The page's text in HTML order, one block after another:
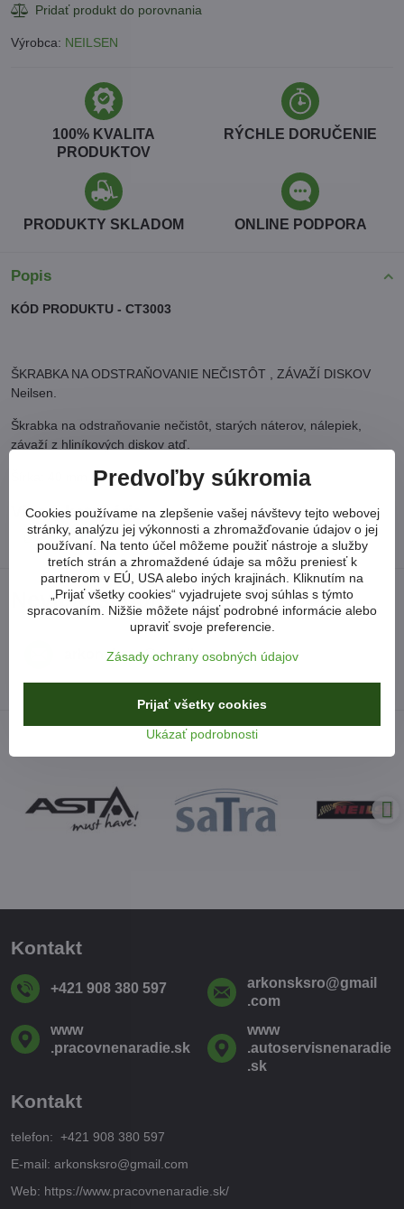
Výrobca: NEILSEN
100% KVALITA
PRODUKTOV
RÝCHLE DORUČENIE
PRODUKTY SKLADOM ONLINE PODPORA
Popis
KÓD PRODUKTU - CT3003
ŠKRABKA NA ODSTRAŇOVANIE NEČISTÔT , ZÁVAŽÍ DISKOV
Neilsen.
Škrabka na odstraňovanie nečistôt, starých náterov, nálepiek,
závaží z hliníkových diskov atď.
Viac z kategórie
KAROSÉRIE A LAKOVANIE ŠKRABKY / SABRE
Neviete si poradiť?
arkonsksro​@gmail​.com
Kontakt
+421 908 380 597
arkonsksro​@gmail​
.com
www​
.pracovnenaradie​.sk
www​
.autoservisnenaradie​
.sk
Kontakt
telefon: +421 908 380 597
E-mail: arkonsksro@gmail.com
Web: https://www.pracovnenaradie.sk/
Predvoľby súkromia
Cookies používame na zlepšenie vašej návštevy tejto webovej
stránky, analýzu jej výkonnosti a zhromažďovanie údajov o jej
používaní. Na tento účel môžeme použiť nástroje a služby
tretích strán a zhromaždené údaje sa môžu preniesť k
partnerom v EÚ, USA alebo iných krajinách. Kliknutím na
„Prijať všetky cookies“ vyjadrujete svoj súhlas s týmto
spracovaním. Nižšie môžete nájsť podrobné informácie alebo
upraviť svoje preferencie.
Zásady ochrany osobných údajov
Ukázať podrobnosti
Prijať všetky cookies